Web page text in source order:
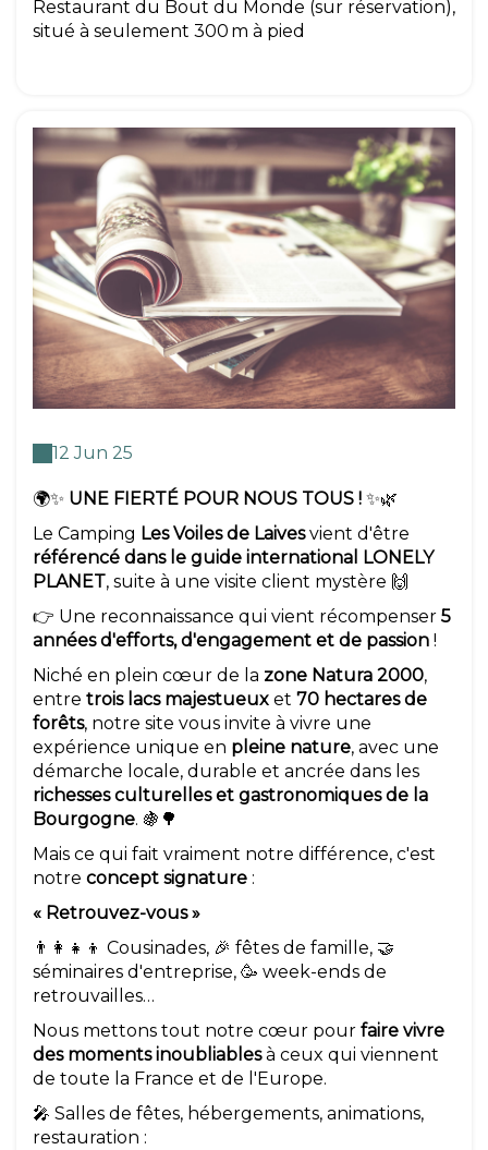
Restaurant du Bout du Monde (sur réservation),
situé à seulement 300 m à pied
12 Jun 25
🌍✨ UNE FIERTÉ POUR NOUS TOUS ! ✨🌿
Le Camping Les Voiles de Laivesvient d'être
référencé dans le guide international LONELY
PLANET, suite à une visite client mystère 🙌
👉 Une reconnaissance qui vient récompenser 5
années d'efforts, d'engagement et de passion !
Niché en plein cœur de la zone Natura 2000,
entre trois lacs majestueux et 70 hectares de
forêts, notre site vous invite à vivre une
expérience unique en pleine nature, avec une
démarche locale, durable et ancrée dans les
richesses culturelles et gastronomiques de la
Bourgogne. 🍇🌳
Mais ce qui fait vraiment notre différence, c'est
notre concept signature :
« Retrouvez-vous »
👨‍👩‍👧‍👦 Cousinades, 🎉 fêtes de famille, 🤝
séminaires d'entreprise, 🥳 week-ends de
retrouvailles…
Nous mettons tout notre cœur pour faire vivre
des moments inoubliablesà ceux qui viennent
de toute la France et de l'Europe.
🎤 Salles de fêtes, hébergements, animations,
restauration :